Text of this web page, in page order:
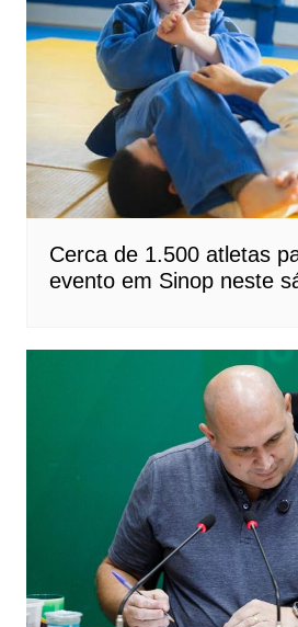
Cerca de 1.500 atletas
evento em Sinop neste